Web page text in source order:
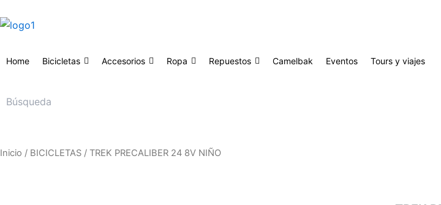
al
Home Bicicletas Accesorios Ropa Repuestos Camelbak Eventos Tours y viajes
Inicio / BICICLETAS / TREK PRECALIBER 24 8V NIÑO